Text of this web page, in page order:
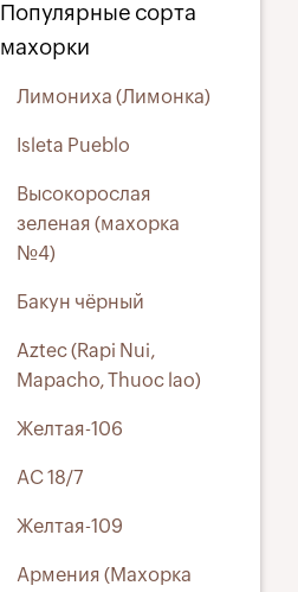
Популярные сорта
махорки
Лимониха (Лимонка)
Isleta Pueblo
Высокорослая
зеленая (махорка
№4)
Бакун чёрный
Aztec (Rapi Nui,
Mapacho, Thuoc lao)
Желтая-106
АС 18/7
Желтая-109
Армения (Махорка